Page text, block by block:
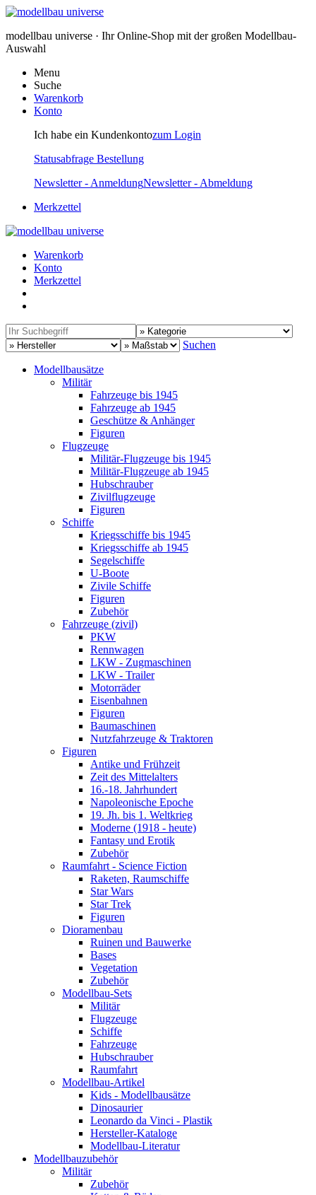
modellbau universe · Ihr Online-Shop mit der großen Modellbau-
Auswahl
Menu
Suche
Warenkorb
Konto
Ich habe ein Kundenkontozum Login
Statusabfrage Bestellung
Newsletter - AnmeldungNewsletter - Abmeldung
Merkzettel
Warenkorb
Konto
Merkzettel
Suchen
Modellbausätze
Militär
Fahrzeuge bis 1945
Fahrzeuge ab 1945
Geschütze & Anhänger
Figuren
Flugzeuge
Militär-Flugzeuge bis 1945
Militär-Flugzeuge ab 1945
Hubschrauber
Zivilflugzeuge
Figuren
Schiffe
Kriegsschiffe bis 1945
Kriegsschiffe ab 1945
Segelschiffe
U-Boote
Zivile Schiffe
Figuren
Zubehör
Fahrzeuge (zivil)
PKW
Rennwagen
LKW - Zugmaschinen
LKW - Trailer
Motorräder
Eisenbahnen
Figuren
Baumaschinen
Nutzfahrzeuge & Traktoren
Figuren
Antike und Frühzeit
Zeit des Mittelalters
16.-18. Jahrhundert
Napoleonische Epoche
19. Jh. bis 1. Weltkrieg
Moderne (1918 - heute)
Fantasy und Erotik
Zubehör
Raumfahrt - Science Fiction
Raketen, Raumschiffe
Star Wars
Star Trek
Figuren
Dioramenbau
Ruinen und Bauwerke
Bases
Vegetation
Zubehör
Modellbau-Sets
Militär
Flugzeuge
Schiffe
Fahrzeuge
Hubschrauber
Raumfahrt
Modellbau-Artikel
Kids - Modellbausätze
Dinosaurier
Leonardo da Vinci - Plastik
Hersteller-Kataloge
Modellbau-Literatur
Modellbauzubehör
Militär
Zubehör